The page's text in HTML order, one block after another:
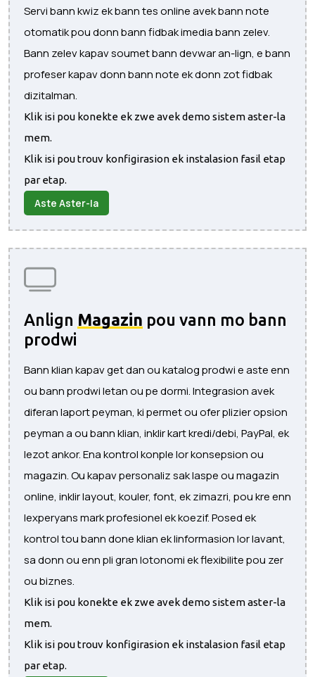
Servi bann kwiz ek bann tes online avek bann note
otomatik pou donn bann fidbak imedia bann zelev.
Bann zelev kapav soumet bann devwar an-lign, e bann
profeser kapav donn bann note ek donn zot fidbak
dizitalman.
Klik isi pou konekte ek zwe avek demo sistem aster-la
mem.
Klik isi pou trouv konfigirasion ek instalasion fasil etap
par etap.
Aste Aster-la
Anlign Magazin pou vann mo bann
prodwi
Bann klian kapav get dan ou katalog prodwi e aste enn
ou bann prodwi letan ou pe dormi. Integrasion avek
diferan laport peyman, ki permet ou ofer plizier opsion
peyman a ou bann klian, inklir kart kredi/debi, PayPal, ek
lezot ankor. Ena kontrol konple lor konsepsion ou
magazin. Ou kapav personaliz sak laspe ou magazin
online, inklir layout, kouler, font, ek zimazri, pou kre enn
lexperyans mark profesionel ek koezif. Posed ek
kontrol tou bann done klian ek linformasion lor lavant,
sa donn ou enn pli gran lotonomi ek flexibilite pou zer
ou biznes.
Klik isi pou konekte ek zwe avek demo sistem aster-la
mem.
Klik isi pou trouv konfigirasion ek instalasion fasil etap
par etap.